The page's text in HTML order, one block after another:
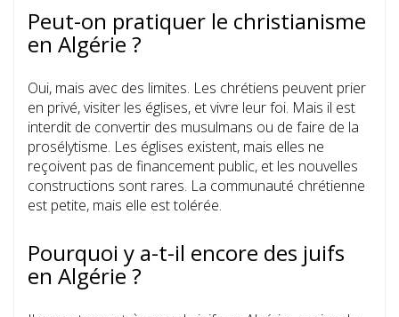
Peut-on pratiquer le christianisme
en Algérie ?
Oui, mais avec des limites. Les chrétiens peuvent prier
en privé, visiter les églises, et vivre leur foi. Mais il est
interdit de convertir des musulmans ou de faire de la
prosélytisme. Les églises existent, mais elles ne
reçoivent pas de financement public, et les nouvelles
constructions sont rares. La communauté chrétienne
est petite, mais elle est tolérée.
Pourquoi y a-t-il encore des juifs
en Algérie ?